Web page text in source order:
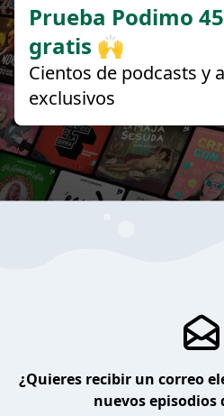
Prueba Podimo
gratis 🙌
Cientos de podcasts y
exclusivos
¿Quieres recibir un correo
nuevos episodios